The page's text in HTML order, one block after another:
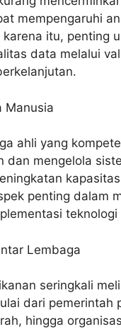
mempengaruhi
karena itu, penting
data melalui
Manusia
ahli yang
dan mengelola
penting dalam
teknologi
Lembaga
seringkali
dari pemerintah
hingga